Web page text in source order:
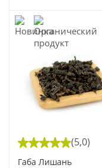
(5,0)
Габа Лишань